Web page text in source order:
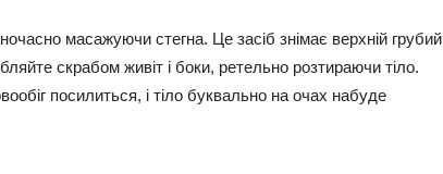
масажуючи стегна. Це засіб знімає верхній грубий
скрабом живіт і боки, ретельно розтираючи тіло.
посилиться, і тіло буквально на очах набуде